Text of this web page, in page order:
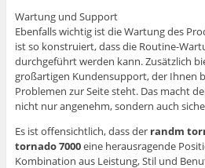
Wartung und Support
Ebenfalls wichtig ist die Wartung des
ist so konstruiert, dass die Routine-
durchgeführt werden kann. Zusätzlich
großartigen Kundensupport, der Ihnen
Problemen zur Seite steht. Das macht
nicht nur angenehm, sondern auch
Es ist offensichtlich, dass der randm
tornado 7000eine herausragende
Kombination aus Leistung, Stil und